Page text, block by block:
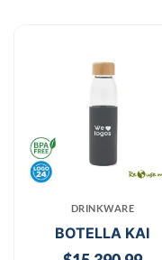
DRINKWARE
BOTELLA KAI